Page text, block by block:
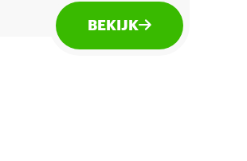
Nederlandse keuken.
Terecht, want door de grote,
droge korrel mislukt
BEKIJK